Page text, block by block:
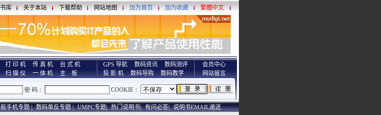
库 关于本站 下载帮助 网站地图 加为首页 加为收藏 繁體中文
打 印 机 传 真 机
台 式 机
扫 描 仪
一 体 机 主 板
GPS 导航 数码资讯
数码测评
投 影 机
数码导购 数码教学
会员中心
网站留言
手机专题 | 数码单反专题 | UMPC专题| 热门说明书| 有问必答| 说明书EMAIL递送